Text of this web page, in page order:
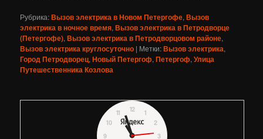
Рубрика:Вызов электрика в Новом Петергофе,Вызов
электрика в ночное время,Вызов электрика в Петродворце
(Петергофе),Вызов электрика в Петродворцовом районе,
Вызов электрика круглосуточно | Метки:Вызов электрика,
Город Петродворец,Новый Петергоф,Петергоф,Улица
Путешественника Козлова